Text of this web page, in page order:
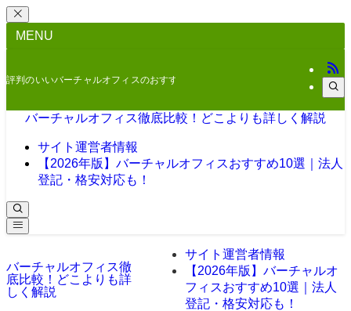
MENU
評判のいいバーチャルオフィスのおすすめをご紹介
バーチャルオフィス徹底比較！どこよりも詳しく解説
サイト運営者情報
【2026年版】バーチャルオフィスおすすめ10選｜法人
登記・格安対応も！
バーチャルオフィス徹
底比較！どこよりも詳
しく解説
サイト運営者情報
【2026年版】バーチャルオ
フィスおすすめ10選｜法人
登記・格安対応も！